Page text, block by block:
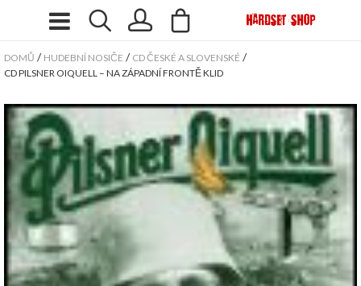
DOMŮ / HUDEBNÍ NOSIČE / CD ČESKÉ A SLOVENSKÉ /
CD PILSNER OIQUELL – NA ZÁPADNÍ FRONTĚ KLID